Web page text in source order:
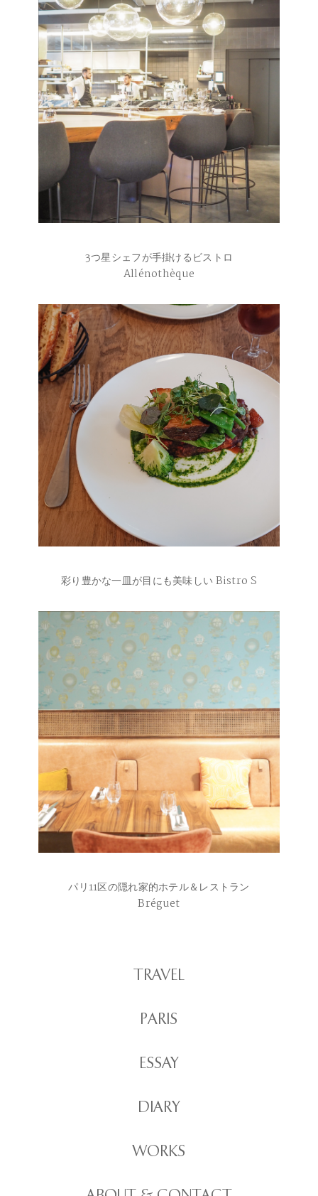
3つ星シェフが手掛けるビストロ
Allénothèque
彩り豊かな一皿が目にも美味しい Bistro S
パリ11区の隠れ家的ホテル＆レストラン
Bréguet
TRAVEL
PARIS
ESSAY
DIARY
WORKS